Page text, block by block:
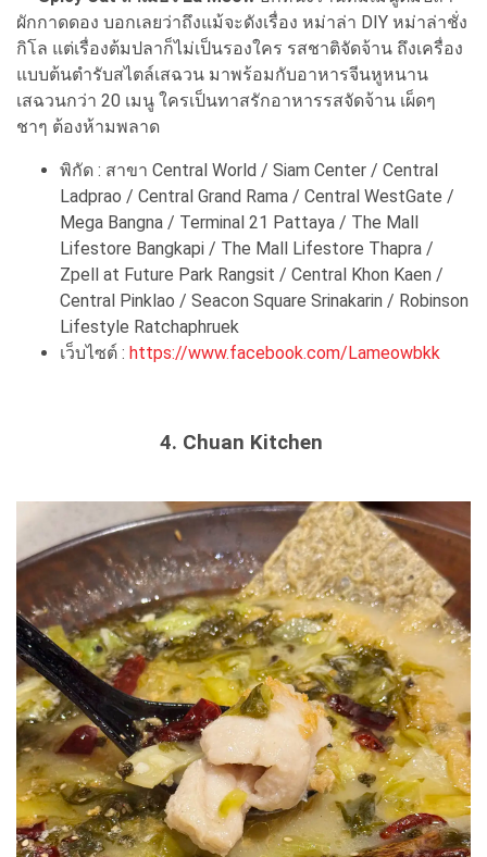
ผักกาดดอง บอกเลยว่าถึงแม้จะดังเรื่อง หม่าล่า DIY หม่าล่าชั่ง
กิโล แต่เรื่องต้มปลาก็ไม่เป็นรองใคร รสชาติจัดจ้าน ถึงเครื่อง
แบบต้นตำรับสไตล์เสฉวน มาพร้อมกับอาหารจีนหูหนาน
เสฉวนกว่า 20 เมนู ใครเป็นทาสรักอาหารรสจัดจ้าน เผ็ดๆ
ชาๆ ต้องห้ามพลาด
พิกัด : สาขา Central World / Siam Center / Central
Ladprao / Central Grand Rama / Central WestGate /
Mega Bangna / Terminal 21 Pattaya / The Mall
Lifestore Bangkapi / The Mall Lifestore Thapra /
Zpell at Future Park Rangsit / Central Khon Kaen /
Central Pinklao / Seacon Square Srinakarin / Robinson
Lifestyle Ratchaphruek
เว็บไซต์ : https://www.facebook.com/Lameowbkk
4. Chuan Kitchen